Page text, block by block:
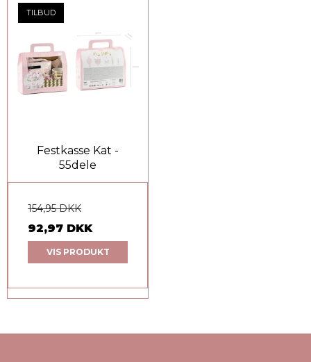
TILBUD
Festkasse Kat -
55dele
154,95 DKK
92,97 DKK
VIS PRODUKT